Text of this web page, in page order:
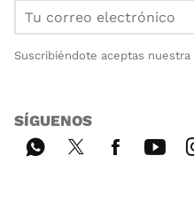
Suscribiéndote aceptas nuestra
SÍGUENOS